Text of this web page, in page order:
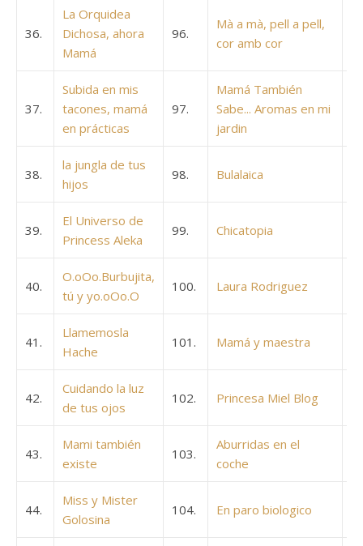
36.
La Orquidea
Dichosa, ahora
Mamá
96.
Mà a mà, pell a pell,
cor amb cor
37.
Subida en mis
tacones, mamá
en prácticas
97.
Mamá También
Sabe... Aromas en mi
jardin
38.
la jungla de tus
hijos
98. Bulalaica
39.
El Universo de
Princess Aleka
99. Chicatopia
40.
O.oOo.Burbujita,
tú y yo.oOo.O
100. Laura Rodriguez
41.
Llamemosla
Hache
101. Mamá y maestra
42.
Cuidando la luz
de tus ojos
102. Princesa Miel Blog
43.
Mami también
existe
103.
Aburridas en el
coche
44.
Miss y Mister
Golosina
104. En paro biologico